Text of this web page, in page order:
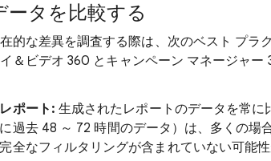
ータを比較する
的な差異を調査する際は、次のベスト プラ
＆ビデオ 360 とキャンペーン マネージャー
ポート: 生成されたレポートのデータを常
過去 48 ～ 72 時間のデータ）は、多くの場
全なフィルタリングが含まれていない可能性